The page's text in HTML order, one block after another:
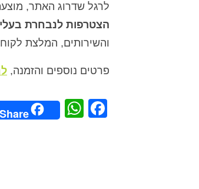
לרגל שדרוג האתר,
הצטרפות לנבחרת
והשירותים, המלצת
פרטים נוספים והזמנה,
Facebook
Share